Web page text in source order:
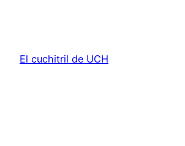
El cuchitril de UCH